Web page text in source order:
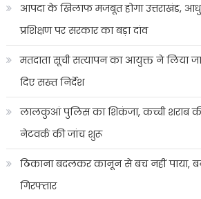
आपदा के खिलाफ मजबूत होगा उत्तराखंड,
प्रशिक्षण पर सरकार का बड़ा दांव
मतदाता सूची सत्यापन का आयुक्त ने लिया
दिए सख्त निर्देश
लालकुआं पुलिस का शिकंजा, कच्ची शराब
नेटवर्क की जांच शुरू
ठिकाना बदलकर कानून से बच नहीं पाया,
गिरफ्तार